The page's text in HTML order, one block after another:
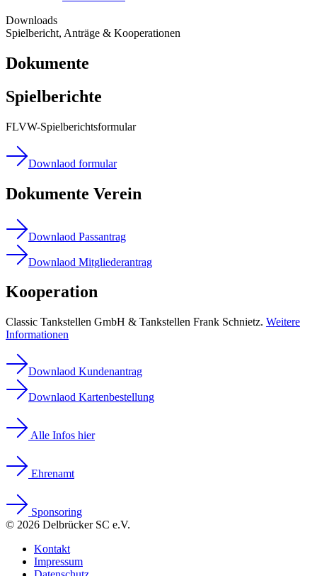
Downloads
Spielbericht, Anträge & Kooperationen
Dokumente
Spielberichte
FLVW-Spielberichtsformular
Downlaod formular
Dokumente Verein
Downlaod Passantrag
Downlaod Mitgliederantrag
Kooperation
Classic Tankstellen GmbH & Tankstellen Frank Schnietz. Weitere
Informationen
Downlaod Kundenantrag
Downlaod Kartenbestellung
Alle Infos hier
Ehrenamt
Sponsoring
© 2026 Delbrücker SC e.V.
Kontakt
Impressum